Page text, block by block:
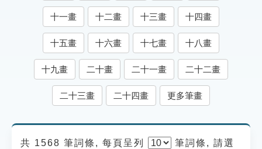
單字索引
生命大百科索引
遊戲專區
貓頭鷹博士
十一畫 十二畫 十三畫 十四畫
十五畫 十六畫 十七畫 十八畫
十九畫 二十畫 二十一畫 二十二畫
二十三畫 二十四畫 更多筆畫
共 1568 筆詞條, 每頁呈列 筆詞條, 請選